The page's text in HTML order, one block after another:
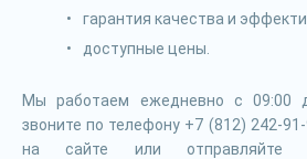
гарантия качества и
доступные цены.
Мы работаем ежедневно с 09:00
звоните по телефону +7 (812) 242-
на сайте или отправляйте